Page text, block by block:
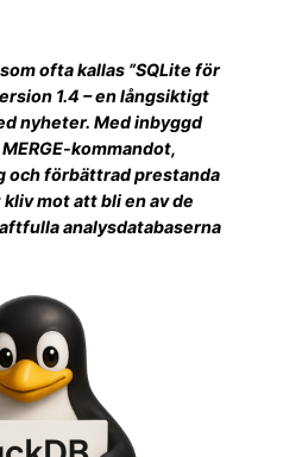
ofta kallas ”SQLite för
1.4 – en långsiktigt
nyheter. Med inbyggd
kommandot,
och förbättrad prestanda
mot att bli en av de
analysdatabaserna